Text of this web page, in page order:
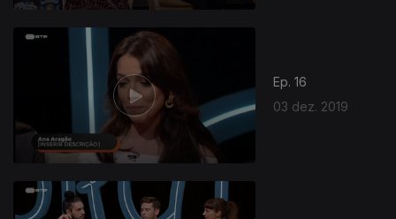
Ep. 16
03 dez. 2019